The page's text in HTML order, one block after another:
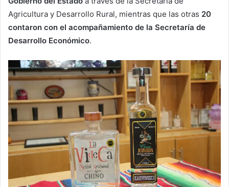
Agricultura y Desarrollo Rural, mientras que las otras 20
contaron con el acompañamiento de la Secretaría de
Desarrollo Económico.